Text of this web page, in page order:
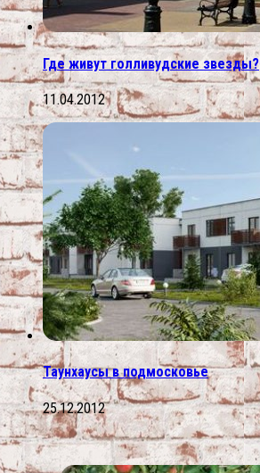
Где живут голливудские звезды?
11.04.2012
Таунхаусы в подмосковье
25.12.2012